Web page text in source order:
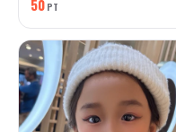
50 PT